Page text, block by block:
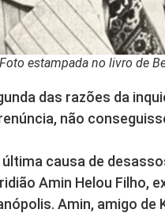
Foto estampada no livro de
das razões da
não
última causa de
Amin Helou Filho,
Amin, amigo de